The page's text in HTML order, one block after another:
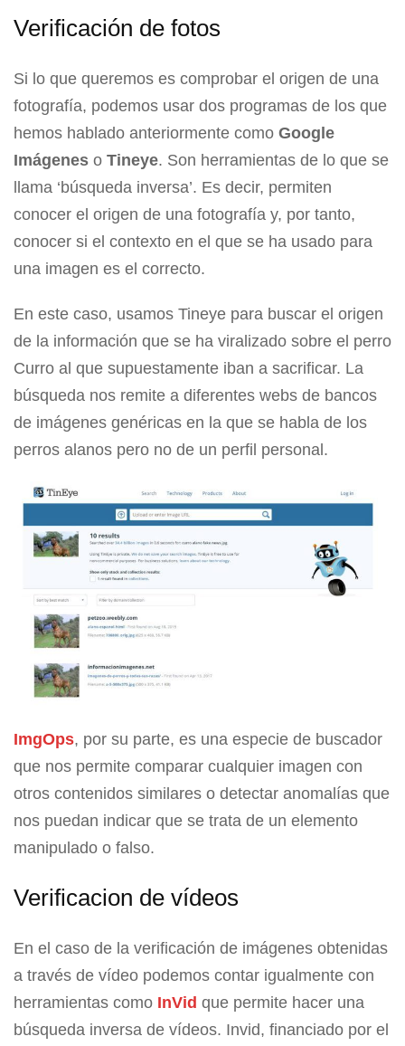
Verificación de fotos
Si lo que queremos es comprobar el origen de una
fotografía, podemos usar dos programas de los que
hemos hablado anteriormente como Google
Imágenes o Tineye. Son herramientas de lo que se
llama ‘búsqueda inversa’. Es decir, permiten
conocer el origen de una fotografía y, por tanto,
conocer si el contexto en el que se ha usado para
una imagen es el correcto.
En este caso, usamos Tineye para buscar el origen
de la información que se ha viralizado sobre el perro
Curro al que supuestamente iban a sacrificar. La
búsqueda nos remite a diferentes webs de bancos
de imágenes genéricas en la que se habla de los
perros alanos pero no de un perfil personal.
ImgOps, por su parte, es una especie de buscador
que nos permite comparar cualquier imagen con
otros contenidos similares o detectar anomalías que
nos puedan indicar que se trata de un elemento
manipulado o falso.
Verificacion de vídeos
En el caso de la verificación de imágenes obtenidas
a través de vídeo podemos contar igualmente con
herramientas como InVid que permite hacer una
búsqueda inversa de vídeos. Invid, financiado por el